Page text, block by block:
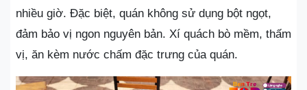
nhiều giờ. Đặc biệt, quán không sử dụng bột ngọt,
đảm bảo vị ngon nguyên bản. Xí quách bò mềm, thấm
vị, ăn kèm nước chấm đặc trưng của quán.